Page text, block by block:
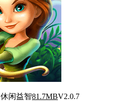
休闲益智81.7MBV2.0.7